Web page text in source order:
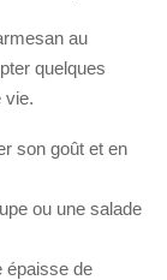
au
quelques
vie.
son goût et en
ou une salade
épaisse de